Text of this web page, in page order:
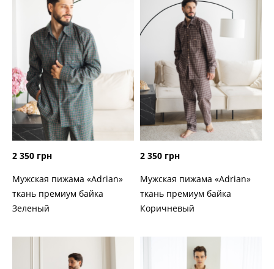
2 350 грн
Мужская пижама «Adrian»
ткань премиум байка
Зеленый
2 350 грн
Мужская пижама «Adrian»
ткань премиум байка
Коричневый